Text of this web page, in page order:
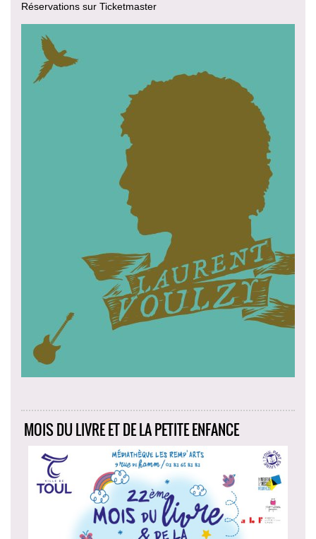
Réservations sur Ticketmaster
MOIS DU LIVRE ET DE LA PETITE ENFANCE